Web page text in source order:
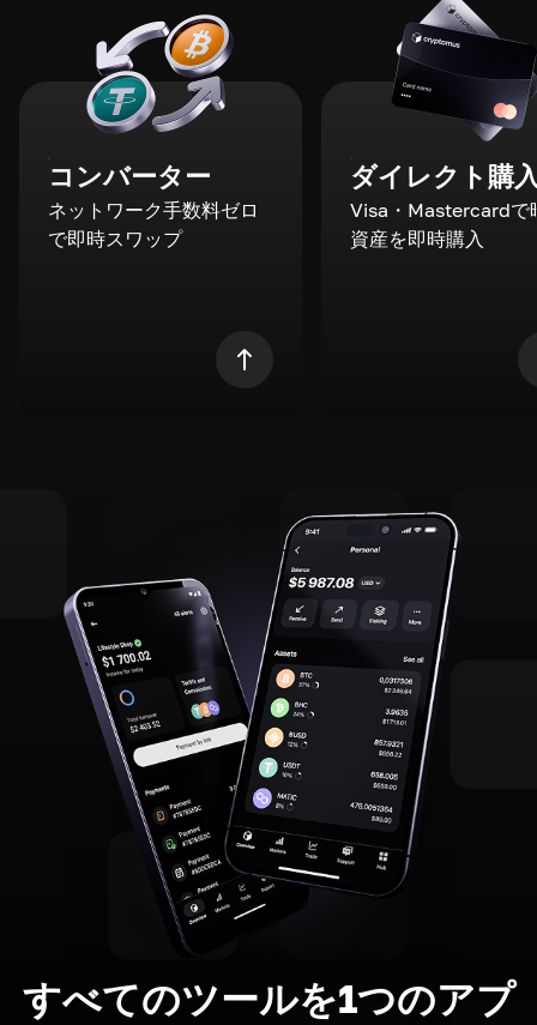
コンバーター
ネットワーク手数料ゼロ
で即時スワップ
ダイレクト購
Visa・Mastercardで
資産を即時購入
すべてのツールを1つのアプ